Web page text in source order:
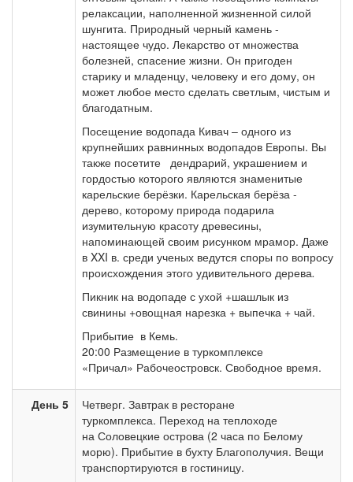
релаксации, наполненной жизненной силой
шунгита. Природный черный камень -
настоящее чудо. Лекарство от множества
болезней, спасение жизни. Он пригоден
старику и младенцу, человеку и его дому, он
может любое место сделать светлым, чистым и
благодатным.
Посещение водопада Кивач – одного из
крупнейших равнинных водопадов Европы. Вы
также посетите дендрарий, украшением и
гордостью которого являются знаменитые
карельские берёзки. Карельская берёза -
дерево, которому природа подарила
изумительную красоту древесины,
напоминающей своим рисунком мрамор. Даже
в XXI в. среди ученых ведутся споры по вопросу
происхождения этого удивительного дерева.
Пикник на водопаде с ухой +шашлык из
свинины +овощная нарезка + выпечка + чай.
Прибытие в Кемь.
20:00 Размещение в туркомплексе
«Причал» Рабочеостровск. Свободное время.
День 5
Четверг. Завтрак в ресторане
туркомплекса. Переход на теплоходе
на Соловецкие острова (2 часа по Белому
морю). Прибытие в бухту Благополучия. Вещи
транспортируются в гостиницу.